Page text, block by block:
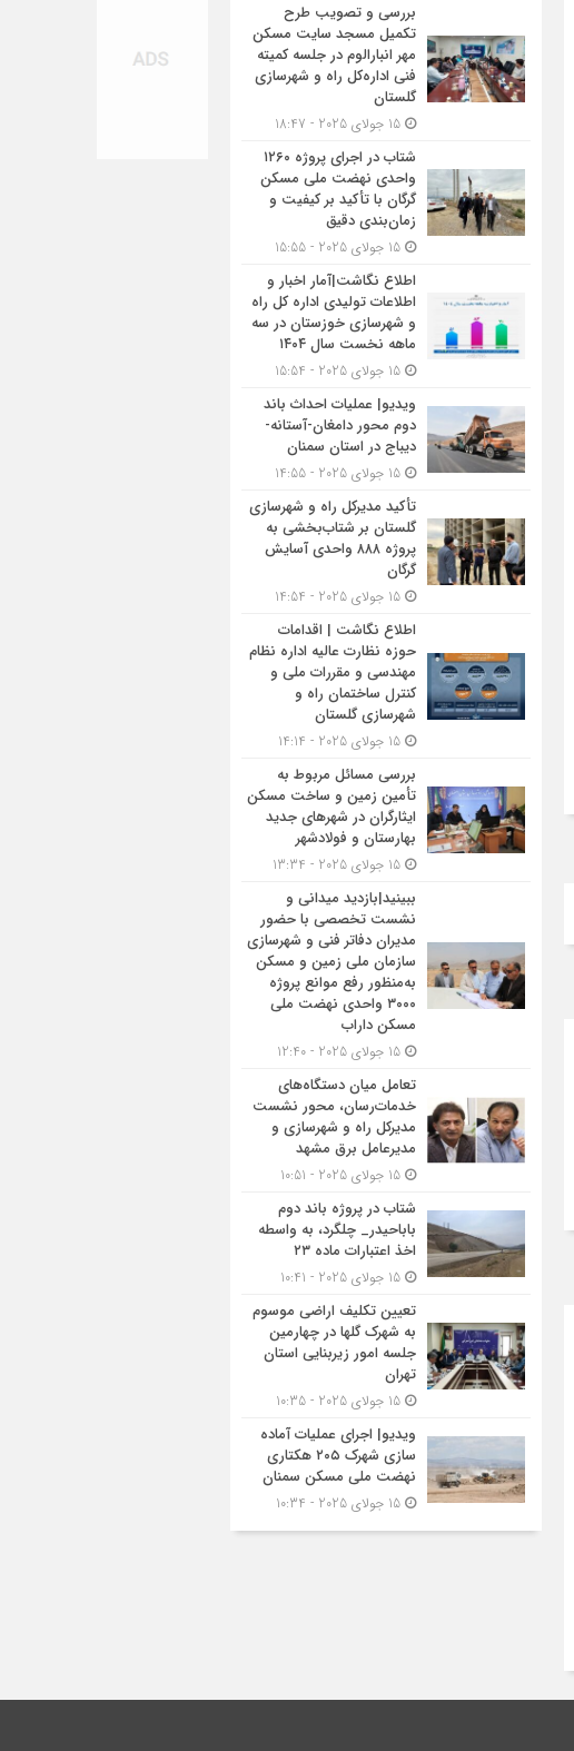
بررسی و تصویب طرح
تکمیل مسجد سایت مسکن
مهر انبارالوم در جلسه کمیته
فنی اداره‌کل راه و شهرسازی
گلستان
شتاب در اجرای پروژه ۱۲۶۰
واحدی نهضت ملی مسکن
گرگان با تأکید بر کیفیت و
زمان‌بندی دقیق
اطلاع نگاشت|آمار اخبار و
اطلاعات تولیدی اداره کل راه
و شهرسازی خوزستان در سه
ماهه نخست سال ۱۴۰۴
ویدیو| عملیات احداث باند
دوم محور دامغان-آستانه-
دیباج در استان سمنان
تأکید مدیرکل راه و شهرسازی
گلستان بر شتاب‌بخشی به
پروژه ۸۸۸ واحدی آسایش
گرگان
اطلاع نگاشت | اقدامات
حوزه نظارت عالیه اداره نظام
مهندسی و مقررات ملی و
کنترل ساختمان راه و
شهرسازی گلستان
بررسی مسائل مربوط به
تأمین زمین و ساخت مسکن
ایثارگران در شهرهای جدید
بهارستان و فولادشهر
ببینید|بازدید میدانی و
نشست تخصصی با حضور
مدیران دفاتر فنی و شهرسازی
سازمان ملی زمین و مسکن
به‌منظور رفع موانع پروژه
۳۰۰۰ واحدی نهضت ملی
مسکن داراب
تعامل میان دستگاه‌های
خدمات‌رسان، محور نشست
مدیرکل راه و شهرسازی و
مدیرعامل برق مشهد
شتاب در پروژه باند دوم
باباحیدر_ چلگرد، به واسطه
اخذ اعتبارات ماده ۲۳
تعیین تکلیف اراضی موسوم
به شهرک گلها در چهارمین
جلسه امور زیربنایی استان
تهران
ویدیو| اجرای عملیات آماده
سازی شهرک ۲۰۵ هکتاری
نهضت ملی مسکن سمنان